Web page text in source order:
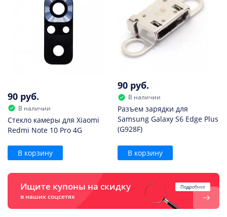
90 руб.
В наличии
Стекло камеры для Xiaomi
Redmi Note 10 Pro 4G
В корзину
90 руб.
В наличии
Разъем зарядки для
Samsung Galaxy S6 Edge Plus
(G928F)
В корзину
Ищите купоны на скидку
в наших соцсетях
Подробнее